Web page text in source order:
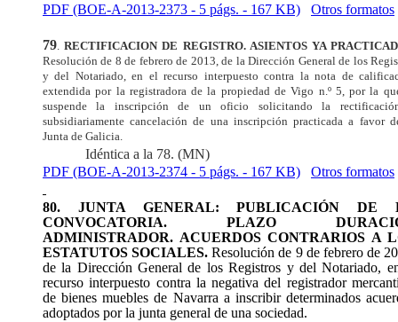
PDF (BOE-A-2013-2373 - 5 págs. - 167 KB) Otros formatos
79.RECTIFICACION DE REGISTRO. ASIENTOS YA
Resolución de 8 de febrero de 2013, de la Dirección General de los
y del Notariado, en el recurso interpuesto contra la nota de
extendida por la registradora de la propiedad de Vigo n.º 5, por la
suspende la inscripción de un oficio solicitando la
subsidiariamente cancelación de una inscripción practicada a favor
Junta de Galicia.
Idéntica a la 78. (MN)
PDF (BOE-A-2013-2374 - 5 págs. - 167 KB)
Otros formatos
80. JUNTA GENERAL: PUBLICACIÓN DE
CONVOCATORIA. PLAZO
ADMINISTRADOR. ACUERDOS CONTRARIOS A
ESTATUTOS SOCIALES.Resolución de 9 de febrero de
de la Dirección General de los Registros y del Notariado,
recurso interpuesto contra la negativa del registrador
de bienes muebles de Navarra a inscribir determinados
adoptados por la junta general de una sociedad.